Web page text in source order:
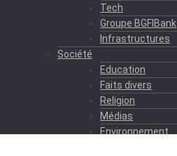
Tech
Groupe BGFIBank
Infrastructures
Société
Education
Faits divers
Religion
Médias
Environnement